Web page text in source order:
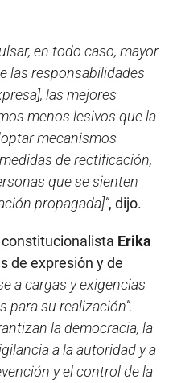
en todo caso, mayor
las responsabilidades
las mejores
menos lesivos que la
mecanismos
de rectificación,
que se sienten
propagada]”, dijo.
Erika
de expresión y de
a cargas y exigencias
para su realización”.
la democracia, la
a la autoridad y a
y el control de la